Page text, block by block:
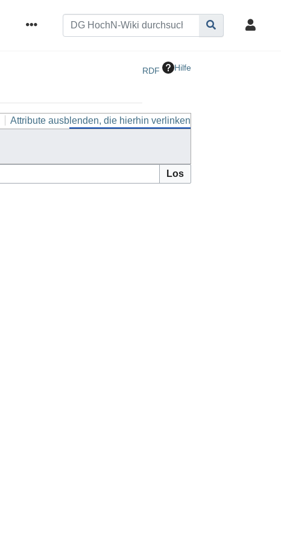
RDF Hilfe
Attribute ausblenden, die hierhin verlinken